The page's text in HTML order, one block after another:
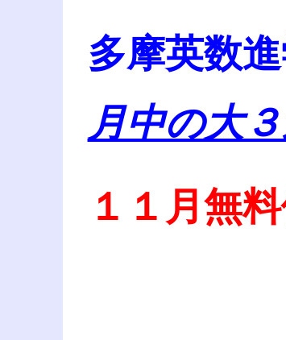
多摩英数
月中の大
１１月無